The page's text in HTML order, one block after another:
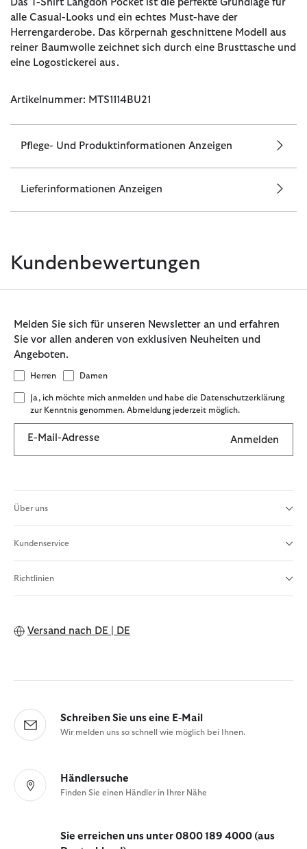
Das T-Shirt Langdon Pocket ist die perfekte Grundlage für
alle Casual-Looks und ein echtes Must-have der
Herrengarderobe. Das körpernah geschnittene Modell aus
reiner Baumwolle zeichnet sich durch eine Brusttasche und
eine Logostickerei aus.
Artikelnummer: MTS1114BU21
Pflege- Und Produktinformationen Anzeigen
Lieferinformationen Anzeigen
Kundenbewertungen
Melden Sie sich für unseren Newsletter an und erfahren
Sie vor allen anderen von exklusiven Neuheiten und
Angeboten.
Herren Damen
Ja, ich möchte mich anmelden und habe die Datenschutzerklärung
zur Kenntnis genommen. Abmeldung jederzeit möglich.
E-Mail-Adresse Anmelden
Über uns
Kundenservice
Richtlinien
Versand nach DE | DE
Schreiben Sie uns eine E-Mail
Wir melden uns so schnell wie möglich bei Ihnen.
Händlersuche
Finden Sie einen Händler in Ihrer Nähe
Sie erreichen uns unter 0800 189 4000 (aus